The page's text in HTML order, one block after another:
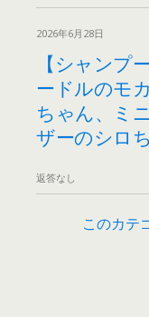
2026年6月28日
【シャンプ
ードルのモ
ちゃん、ミ
ザーのシロ
返答なし
このカテ